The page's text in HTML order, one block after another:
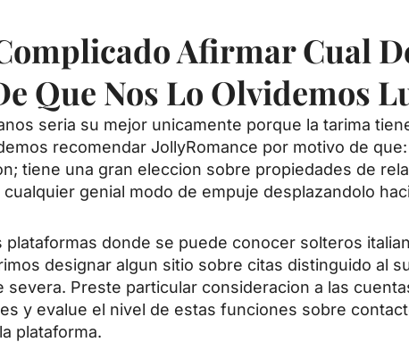
Afirmar Cual
Que Nos Lo Olvidemos
seri­a su mejor unicamente porque la tarima
recomendar JollyRomance por motivo de
tiene una gran eleccion sobre propiedades de
cualquier genial modo de empuje desplazandolo
plataformas donde se puede conocer solteros
designar algun sitio sobre citas distinguido al
severa. Preste particular consideracion a las
y evalue el nivel de estas funciones sobre
plataforma.